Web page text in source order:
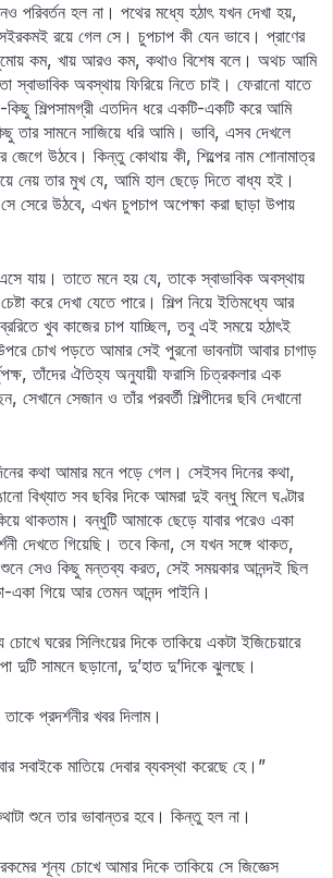
পরিবর্তন হল না। পথের মধ্যে হঠাৎ যখন দেখা হয়,
রয়ে গেল সে। চুপচাপ কী যেন ভাবে। প্রাণের
কম, খায় আরও কম, কথাও বিশেষ বলে। অথচ আমি
অবস্থায় ফিরিয়ে নিতে চাই। ফেরানো যাতে
শিল্পসামগ্রী এতদিন ধরে একটি-একটি করে আমি
তার সামনে সাজিয়ে ধরি আমি। ভাবি, এসব দেখলে
জেগে উঠবে। কিন্তু কোথায় কী, শিল্পের নাম শোনামাত্র
নেয় তার মুখ যে, আমি হাল ছেড়ে দিতে বাধ্য হই।
সেরে উঠবে, এখন চুপচাপ অপেক্ষা করা ছাড়া উপায়
যায়। তাতে মনে হয় যে, তাকে স্বাভাবিক অবস্থায়
করে দেখা যেতে পারে। শিল্প নিয়ে ইতিমধ্যে আর
খুব কাজের চাপ যাচ্ছিল, তবু এই সময়ে হঠাৎই
চোখ পড়তে আমার সেই পুরনো ভাবনাটা আবার চাগাড়
তাঁদের ঐতিহ্য অনুযায়ী ফরাসি চিত্রকলার এক
সেখানে সেজান ও তাঁর পরবর্তী শিল্পীদের ছবি দেখানো
কথা আমার মনে পড়ে গেল। সেইসব দিনের কথা,
বিখ্যাত সব ছবির দিকে আমরা দুই বন্ধু মিলে ঘণ্টার
থাকতাম। বন্ধুটি আমাকে ছেড়ে যাবার পরেও একা
দেখতে গিয়েছি। তবে কিনা, সে যখন সঙ্গে থাকত,
সেও কিছু মন্তব্য করত, সেই সময়কার আনন্দই ছিল
একা গিয়ে আর তেমন আনন্দ পাইনি।
চোখে ঘরের সিলিংয়ের দিকে তাকিয়ে একটা ইজিচেয়ারে
সামনে ছড়ানো, দু’হাত দু’দিকে ঝুলছে।
প্রদর্শনীর খবর দিলাম।
সবাইকে মাতিয়ে দেবার ব্যবস্থা করেছে হে।”
শুনে তার ভাবান্তর হবে। কিন্তু হল না।
শূন্য চোখে আমার দিকে তাকিয়ে সে জিজ্ঞেস